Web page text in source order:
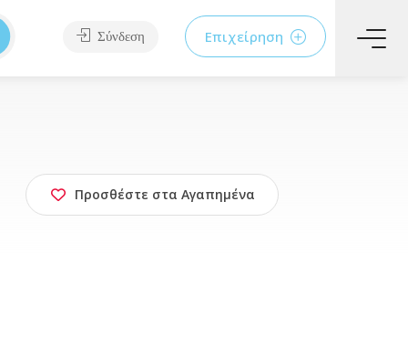
Σύνδεση Επιχείρηση
Προσθέστε στα Αγαπημένα